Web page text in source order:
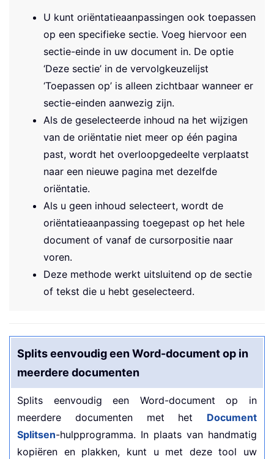
U kunt oriëntatieaanpassingen ook toepassen
op een specifieke sectie. Voeg hiervoor een
sectie-einde in uw document in. De optie
‘Deze sectie’ in de vervolgkeuzelijst
‘Toepassen op’ is alleen zichtbaar wanneer er
sectie-einden aanwezig zijn.
Als de geselecteerde inhoud na het wijzigen
van de oriëntatie niet meer op één pagina
past, wordt het overloopgedeelte verplaatst
naar een nieuwe pagina met dezelfde
oriëntatie.
Als u geen inhoud selecteert, wordt de
oriëntatieaanpassing toegepast op het hele
document of vanaf de cursorpositie naar
voren.
Deze methode werkt uitsluitend op de sectie
of tekst die u hebt geselecteerd.
Splits eenvoudig een Word-document op in
meerdere documenten
Splits eenvoudig een Word-document op in
meerdere documenten met het Document
Splitsen-hulpprogramma. In plaats van handmatig
kopiëren en plakken, kunt u met deze tool uw